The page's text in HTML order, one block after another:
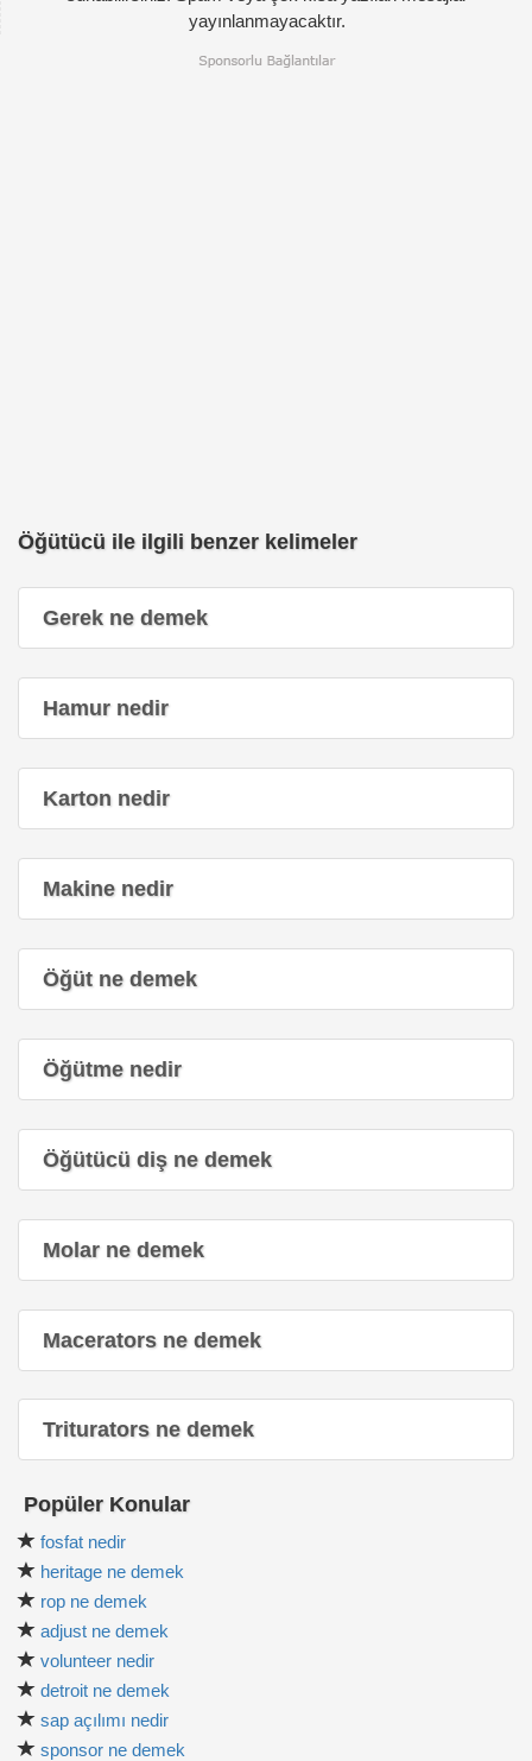
yayınlanmayacaktır.
Öğütücü ile ilgili benzer kelimeler
Gerek ne demek
Hamur nedir
Karton nedir
Makine nedir
Öğüt ne demek
Öğütme nedir
Öğütücü diş ne demek
Molar ne demek
Macerators ne demek
Triturators ne demek
Popüler Konular
fosfat nedir
heritage ne demek
rop ne demek
adjust ne demek
volunteer nedir
detroit ne demek
sap açılımı nedir
sponsor ne demek